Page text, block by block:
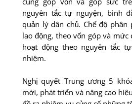
nguyên tắc tự nguyện, bình
quản lý dân chủ. Chế độ
lao động, theo vốn góp và mức
hoạt động theo nguyên tắc
nhiệm.
Nghị quyết Trung ương 5
mới, phát triển và nâng cao